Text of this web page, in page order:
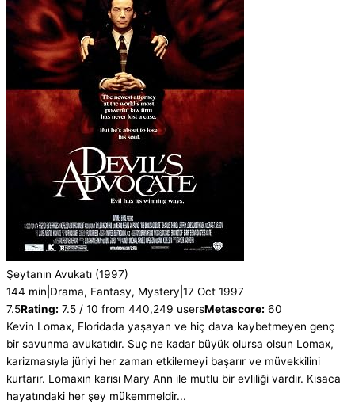
Şeytanın Avukatı (1997)
144 min Drama, Fantasy, Mystery 17 Oct 1997
7.5Rating: 7.5 / 10 from 440,249 usersMetascore: 60
Kevin Lomax, Floridada yaşayan ve hiç dava kaybetmeyen genç
bir savunma avukatıdır. Suç ne kadar büyük olursa olsun Lomax,
karizmasıyla jüriyi her zaman etkilemeyi başarır ve müvekkilini
kurtarır. Lomaxın karısı Mary Ann ile mutlu bir evliliği vardır. Kısaca
hayatındaki her şey mükemmeldir...